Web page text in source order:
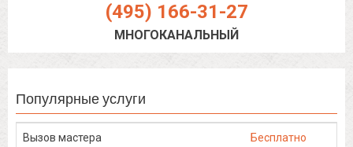
(495) 166-31-27
МНОГОКАНАЛЬНЫЙ
Популярные услуги
Вызов мастера Бесплатно